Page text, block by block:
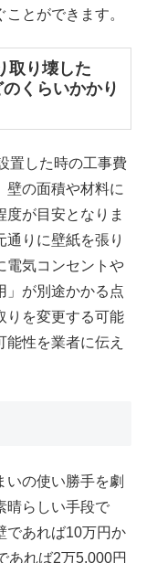
とができます。
取り壊した
くらいかかり
置した時の工事費
壁の面積や材料に
度が目安となりま
りに壁紙を張り
電気コンセントや
」が別途かかる点
りを変更する可能
性を業者に伝え
いの使い勝手を劇
晴らしい手段で
であれば10万円か
あれば2万5,000円